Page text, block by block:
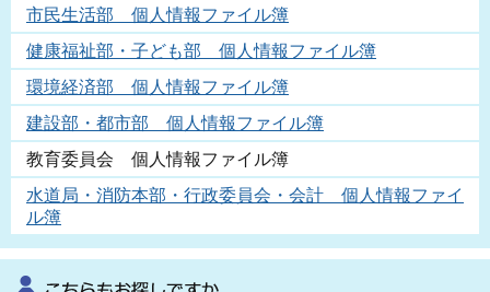
市民生活部 個人情報ファイル簿
健康福祉部・子ども部 個人情報ファイル簿
環境経済部 個人情報ファイル簿
建設部・都市部 個人情報ファイル簿
教育委員会 個人情報ファイル簿
水道局・消防本部・行政委員会・会計 個人情報ファイ
ル簿